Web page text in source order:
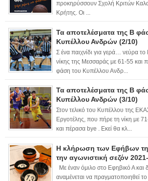
προκηρύσσουν Σχολή Κριτών
Κρήτης. Οι ...
Τα αποτελέσματα της Β
Κυπέλλου Ανδρών (2/10)
Σ ένα παιχνίδι για γερά… νεύρα
νίκης της Μεσσαράς με 61-55 και
φάση του Κυπέλλου Ανδρ...
Τα αποτελέσματα της Β
Κυπέλλου Ανδρών (3/10)
Στον τελικό του Κυπέλλου της
Εργοτέλης, που πήρε τη νίκη με
και πέρασα bye . Εκεί θα κλ...
Η κλήρωση των Εφήβων
την αγωνιστική σεζόν
Με έναν όμιλο στο Εφηβικό Α
αναμένεται να πραγματοποιηθεί